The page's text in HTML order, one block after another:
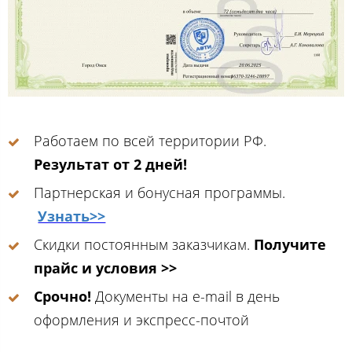
Работаем по всей территории РФ.
Результат от 2 дней!
Партнерская и бонусная программы.
Узнать>>
Скидки постоянным заказчикам. Получите
прайс и условия >>
Срочно! Документы на e-mail в день
оформления и экспресс-почтой